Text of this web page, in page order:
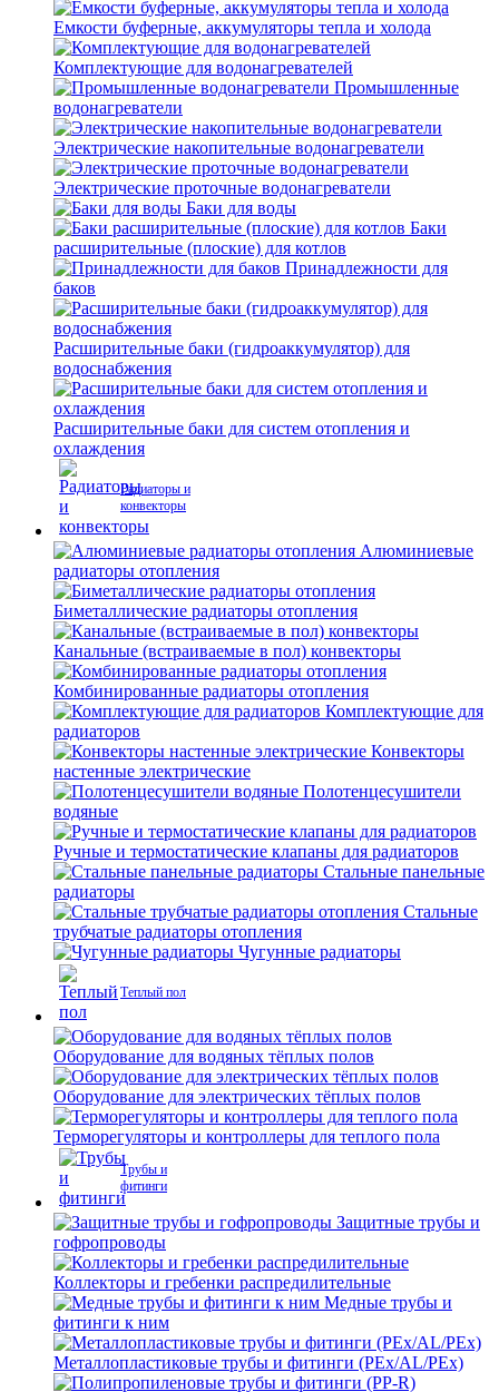
Емкости буферные, аккумуляторы тепла и холода
Комплектующие для водонагревателей
Промышленные
водонагреватели
Электрические накопительные водонагреватели
Электрические проточные водонагреватели
Баки для воды
Баки
расширительные (плоские) для котлов
Принадлежности для
баков
Расширительные баки (гидроаккумулятор) для
водоснабжения
Расширительные баки для систем отопления и
охлаждения
Радиаторы и
конвекторы
Алюминиевые
радиаторы отопления
Биметаллические радиаторы отопления
Канальные (встраиваемые в пол) конвекторы
Комбинированные радиаторы отопления
Комплектующие для
радиаторов
Конвекторы
настенные электрические
Полотенцесушители
водяные
Ручные и термостатические клапаны для радиаторов
Стальные панельные
радиаторы
Стальные
трубчатые радиаторы отопления
Чугунные радиаторы
Теплый пол
Оборудование для водяных тёплых полов
Оборудование для электрических тёплых полов
Терморегуляторы и контроллеры для теплого пола
Трубы и
фитинги
Защитные трубы и
гофропроводы
Коллекторы и гребенки распредилительные
Медные трубы и
фитинги к ним
Металлопластиковые трубы и фитинги (PEx/AL/PEx)